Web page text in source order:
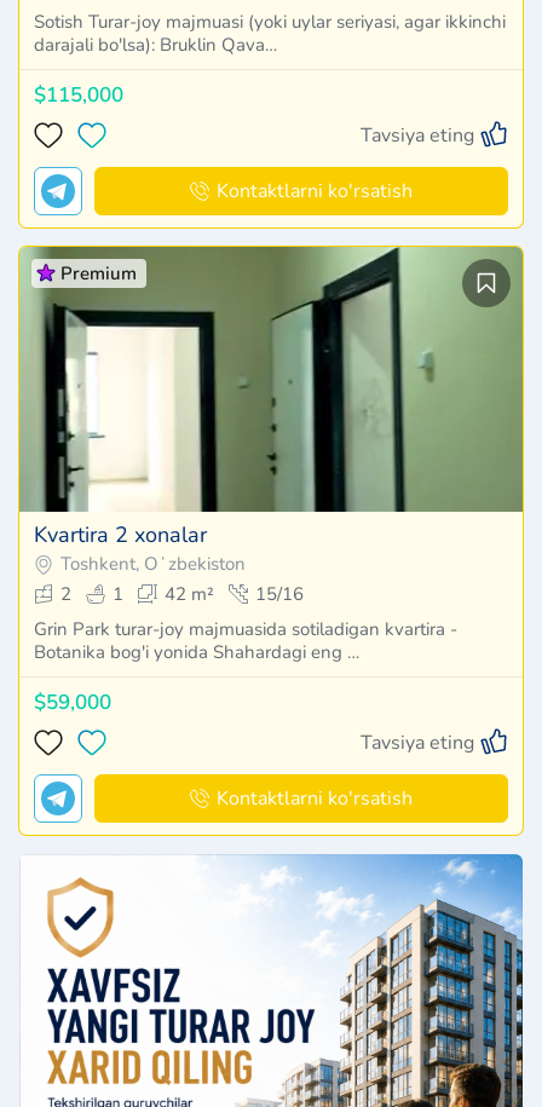
Sotish Turar-joy majmuasi (yoki uylar seriyasi, agar ikkinchi
darajali bo'lsa): Bruklin Qava…
$115,000
Tavsiya eting
Kontaktlarni ko'rsatish
Premium
Kvartira 2 xonalar
Toshkent, Oʻzbekiston
2
1 42 m²
15/16
Grin Park turar-joy majmuasida sotiladigan kvartira -
Botanika bog'i yonida Shahardagi eng …
$59,000
Tavsiya eting
Kontaktlarni ko'rsatish